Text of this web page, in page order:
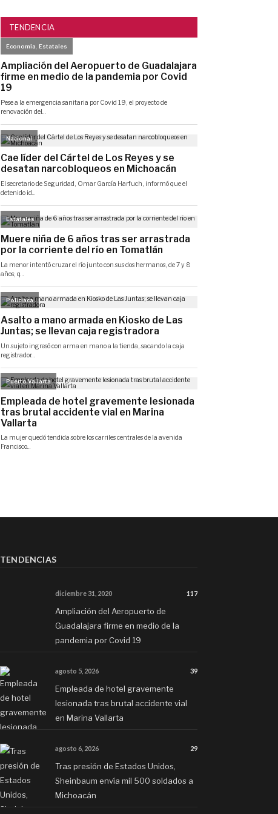
TENDENCIA
TENDENCIAS
diciembre 31, 2020 117
Ampliación del Aeropuerto de
Guadalajara firme en medio de la
pandemia por Covid 19
agosto 5, 2026 39
Empleada de hotel gravemente
lesionada tras brutal accidente vial
en Marina Vallarta
agosto 6, 2026 29
Tras presión de Estados Unidos,
Sheinbaum envía mil 500 soldados a
Michoacán